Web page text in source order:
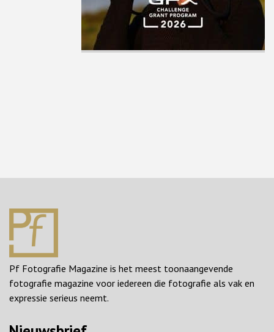
Pf Fotografie Magazine is het meest toonaangevende
fotografie magazine voor iedereen die fotografie als vak en
expressie serieus neemt.